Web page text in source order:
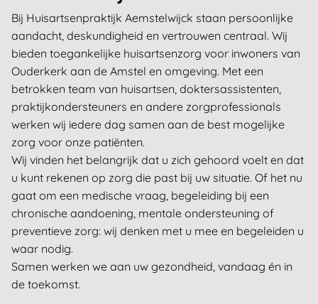
Bij Huisartsenpraktijk Aemstelwijck staan persoonlijke
aandacht, deskundigheid en vertrouwen centraal. Wij
bieden toegankelijke huisartsenzorg voor inwoners van
Ouderkerk aan de Amstel en omgeving. Met een
betrokken team van huisartsen, doktersassistenten,
praktijkondersteuners en andere zorgprofessionals
werken wij iedere dag samen aan de best mogelijke
zorg voor onze patiënten.
Wij vinden het belangrijk dat u zich gehoord voelt en dat
u kunt rekenen op zorg die past bij uw situatie. Of het nu
gaat om een medische vraag, begeleiding bij een
chronische aandoening, mentale ondersteuning of
preventieve zorg: wij denken met u mee en begeleiden u
waar nodig.
Samen werken we aan uw gezondheid, vandaag én in
de toekomst.